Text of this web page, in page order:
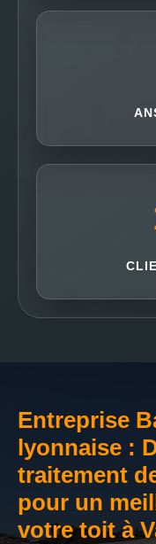
Entreprise
lyonnaise :
traitement
pour un
votre toit à